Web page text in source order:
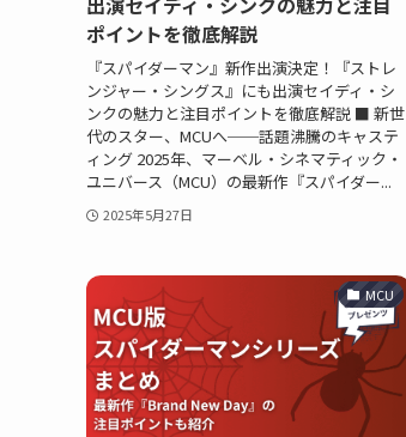
ポイントを徹底解説
『スパイダーマン』新作出演決定！『ストレ
ンジャー・シングス』にも出演セイディ・シ
ンクの魅力と注目ポイントを徹底解説 ■ 新世
代のスター、MCUへ──話題沸騰のキャステ
ィング 2025年、マーベル・シネマティック・
ユニバース（MCU）の最新作『スパイダー...
2025年5月27日
MCU